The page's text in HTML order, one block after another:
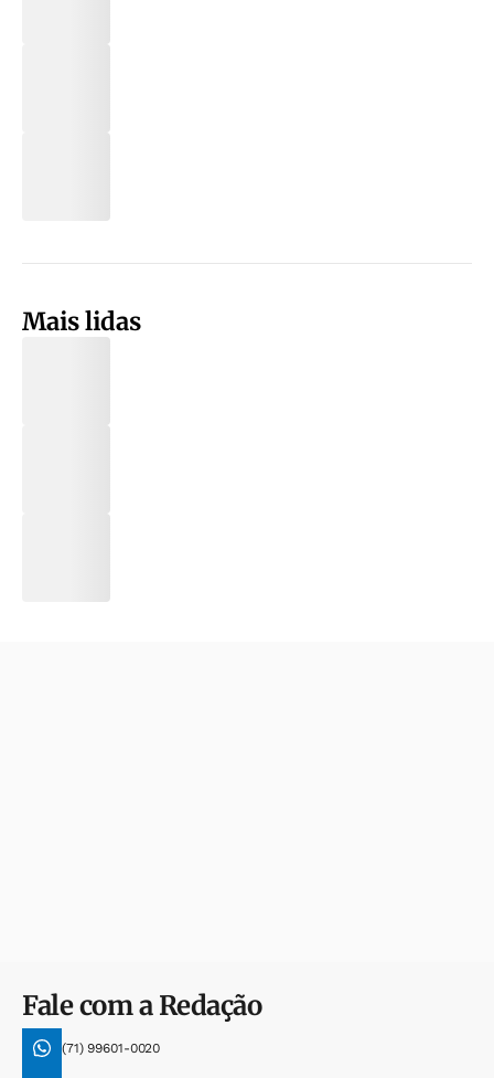
Mais lidas
Fale com a Redação
(71) 99601-0020